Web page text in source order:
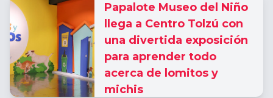
Papalote Museo del Niño
llega a Centro Tolzú con
una divertida exposición
para aprender todo
acerca de lomitos y
michis